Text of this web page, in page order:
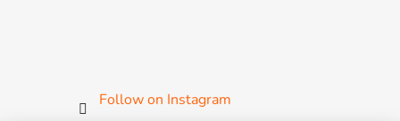
Follow on Instagram